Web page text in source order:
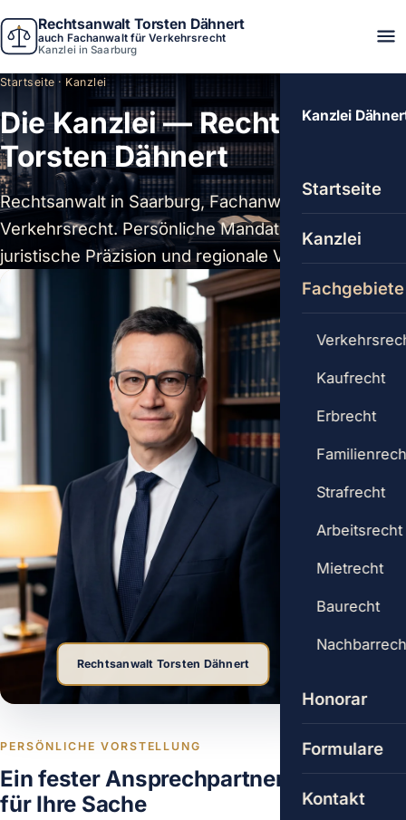
Rechtsanwalt Torsten Dähnert
auch Fachanwalt für Verkehrsrecht
Kanzlei in Saarburg
Kanzlei
Startseite
Kanzlei
Fachgebiete
Kaufrecht
Erbrecht
Strafrecht
Arbeitsrecht
Mietrecht
Baurecht
Honorar
Formulare
Kontakt
Startseite · Kanzlei
Die Kanzlei — Rechtsanwalt
Torsten Dähnert
Rechtsanwalt in Saarburg, Fachanwalt für
Verkehrsrecht. Persönliche Mandatsführung,
juristische Präzision und regionale Verwurzelung.
Rechtsanwalt Torsten Dähnert
PERSÖNLICHE VORSTELLUNG
Ein fester Ansprechpartner
für Ihre Sache